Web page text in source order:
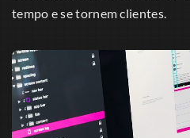
tempo e se tornem clientes.